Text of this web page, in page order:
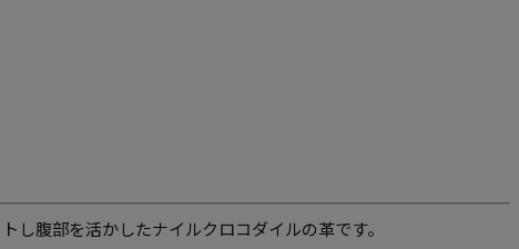
し腹部を活かしたナイルクロコダイルの革です。